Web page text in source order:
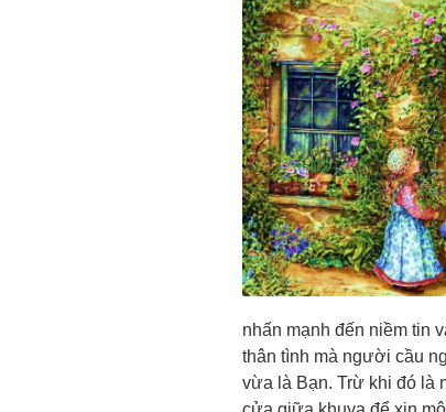
nhấn mạnh đến niềm tin
thân tình mà người cầu
vừa là Bạn. Trừ khi đó là